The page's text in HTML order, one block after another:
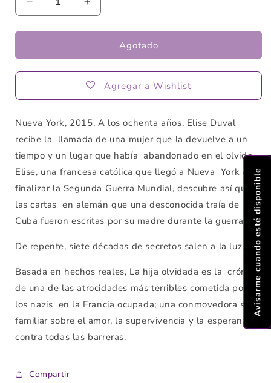
Reducir
cantidad
para
hija
olvidada
Correa
Aumentar
cantidad
para
hija
olvidada
de
Correa
Agotado
Agregar a Wishlist
Nueva York, 2015. A los ochenta años, Elise Duval
recibe la llamada de una mujer que la devuelve a un
tiempo y un lugar que había abandonado en el olvido.
Elise, una francesa católica que llegó a Nueva York al
finalizar la Segunda Guerra Mundial, descubre así que
las cartas en alemán que una desconocida traía de
Cuba fueron escritas por su madre durante la guerra.
De repente, siete décadas de secretos salen a la luz.
Basada en hechos reales, La hija olvidada es la crónica
de una de las atrocidades más terribles cometida por
los nazis en la Francia ocupada; una conmovedora saga
familiar sobre el amor, la supervivencia y la esperanza
contra todas las barreras.
Compartir
Avisarme cuando esté disponible